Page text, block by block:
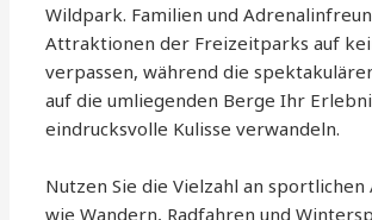
Wildpark. Familien und
Attraktionen der Freizeitparks auf
verpassen, während die
auf die umliegenden Berge Ihr
eindrucksvolle Kulisse verwandeln.
Nutzen Sie die Vielzahl an
wie Wandern, Radfahren und